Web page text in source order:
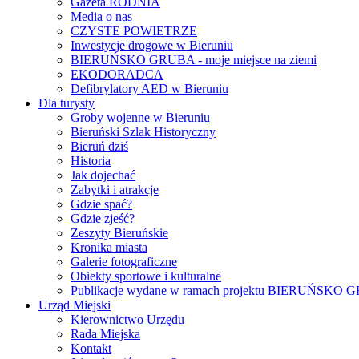
Media o nas
CZYSTE POWIETRZE
Inwestycje drogowe w Bieruniu
BIERUŃSKO GRUBA - moje miejsce na ziemi
EKODORADCA
Defibrylatory AED w Bieruniu
Dla turysty
Groby wojenne w Bieruniu
Bieruński Szlak Historyczny
Bieruń dziś
Historia
Jak dojechać
Zabytki i atrakcje
Gdzie spać?
Gdzie zjeść?
Zeszyty Bieruńskie
Kronika miasta
Galerie fotograficzne
Obiekty sportowe i kulturalne
Publikacje wydane w ramach projektu BIERUŃSKO
Urząd Miejski
Kierownictwo Urzędu
Rada Miejska
Kontakt